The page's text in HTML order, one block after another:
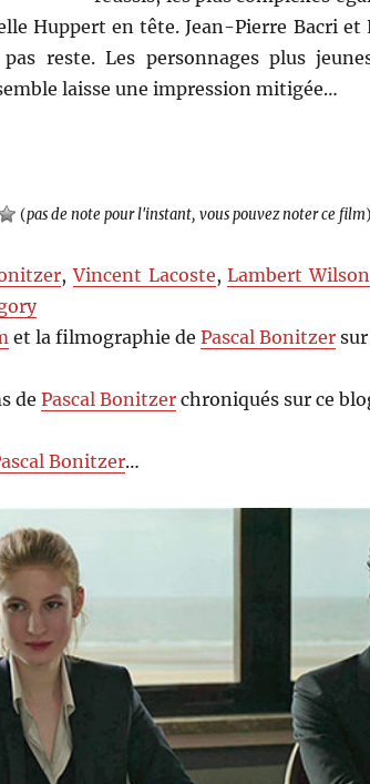
Huppert en tête. Jean-Pierre Bacri
reste. Les personnages plus
laisse une impression mitigée…
(pas de note pour l'instant, vous pouvez noter ce film)
,Vincent Lacoste,Lambert Wilson
et la filmographie dePascal Bonitzer
dePascal Bonitzer chroniqués sur ce
Bonitzer…